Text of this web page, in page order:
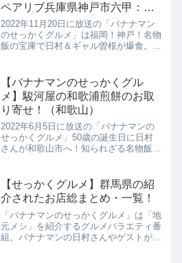
ペアリブ兵庫県神戸市六甲：ギ
ャル曽根
2022年11月20日に放送の「バナナマン
のせっかくグルメ」は福岡！神戸！名物
飯の宝庫で日村＆ギャル曽根が爆食。夜
エビフライ＆肉厚スペアリブに食らいつ
く！ハグ(New ...
【バナナマンのせっかくグル
メ】駿河屋の和歌浦煎餅のお取
り寄せ！（和歌山）
2022年6月5日に放送の「バナナマンの
せっかくグルメ」50歳の誕生日に日村
さんが和歌山市へ！知られざる名物飯に
【せっかくグルメ】群馬県の紹
介されたお店総まとめ・一覧！
「バナナマンのせっかくグルメ」は「地
元メシ」を紹介するグルメバラエティ番
組。バナナマンの日村さんやゲストが訪